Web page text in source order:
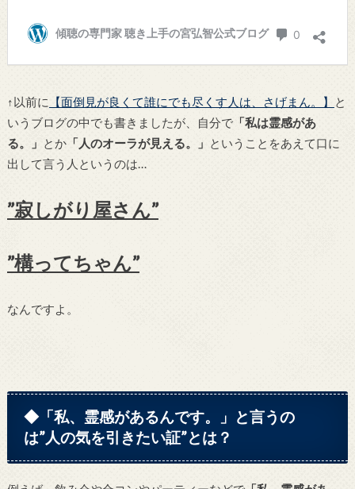
↑以前に 【面倒見が良くて誰にでも尽くす人は、さげまん。】
と
いうブログの中でも書きましたが、自分で「私は霊感があ
る。」
とか「人のオーラが見える。」
ということをあえて口に
出して言う人というのは…
”寂しがり屋さん”
”構ってちゃん”
なんですよ。
◆「私、霊感があるんです。」と言うの
は”人の気を引きたい証”とは？